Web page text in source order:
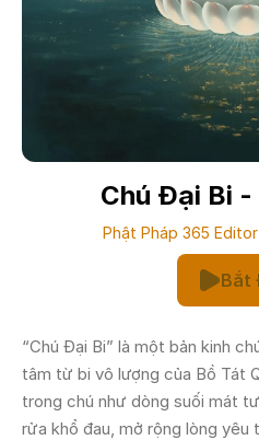
Chú Đại Bi -
Phật Pháp 365 Editor
Bắt
“Chú Đại Bi” là một bản kinh
tâm từ bi vô lượng của Bồ Tát
trong chú như dòng suối mát
rửa khổ đau, mở rộng lòng yêu